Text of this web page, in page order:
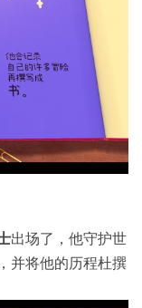
出场了，他守护世
并将他的历程杜撰